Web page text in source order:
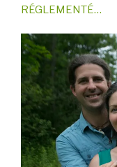
RÉGLEMENTÉ…